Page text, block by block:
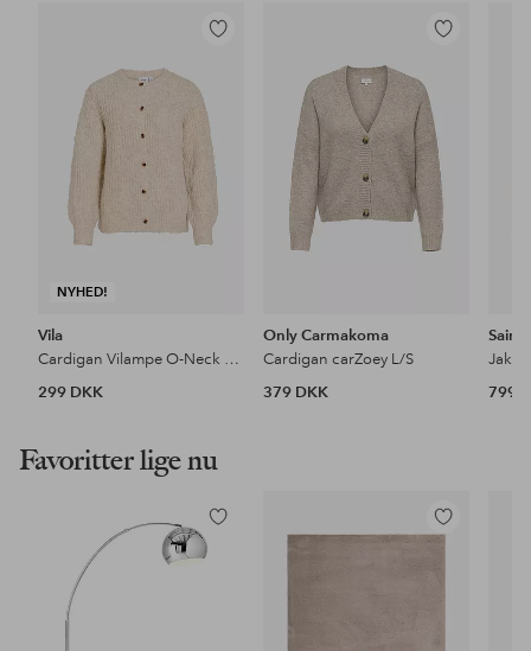
NYHED!
Tilføj
Vila
Cardigan Vilampe O-Neck L/S Knit Cardigan-No
299 DKK
Tilføj
Only Carmakoma
Cardigan carZoey L/S
379 DKK
Saint
799
Favoritter lige nu
Tilføj
til
Tilføj